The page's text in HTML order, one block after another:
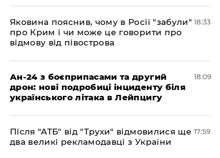
​Яковина пояснив, чому в Росії "забули"
про Крим і чи може це говорити про
відмову від півострова
18:33
​Ан-24 з боєприпасами та другий
дрон: нові подробиці інциденту біля
українського літака в Лейпцигу
18:09
​Після "АТБ" від "Трухи" відмовилися ще
два великі рекламодавці з України
17:59